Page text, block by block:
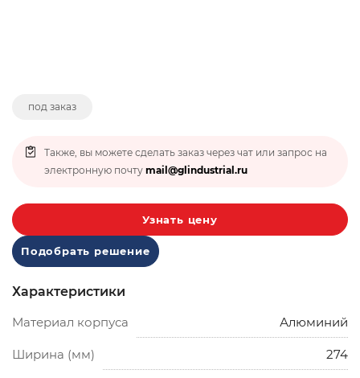
под заказ
Также, вы можете сделать заказ через чат или запрос на
электронную почту mail@glindustrial.ru
Узнать цену
Подобрать решение
Характеристики
Материал корпуса
Алюминий
Ширина (мм) 274